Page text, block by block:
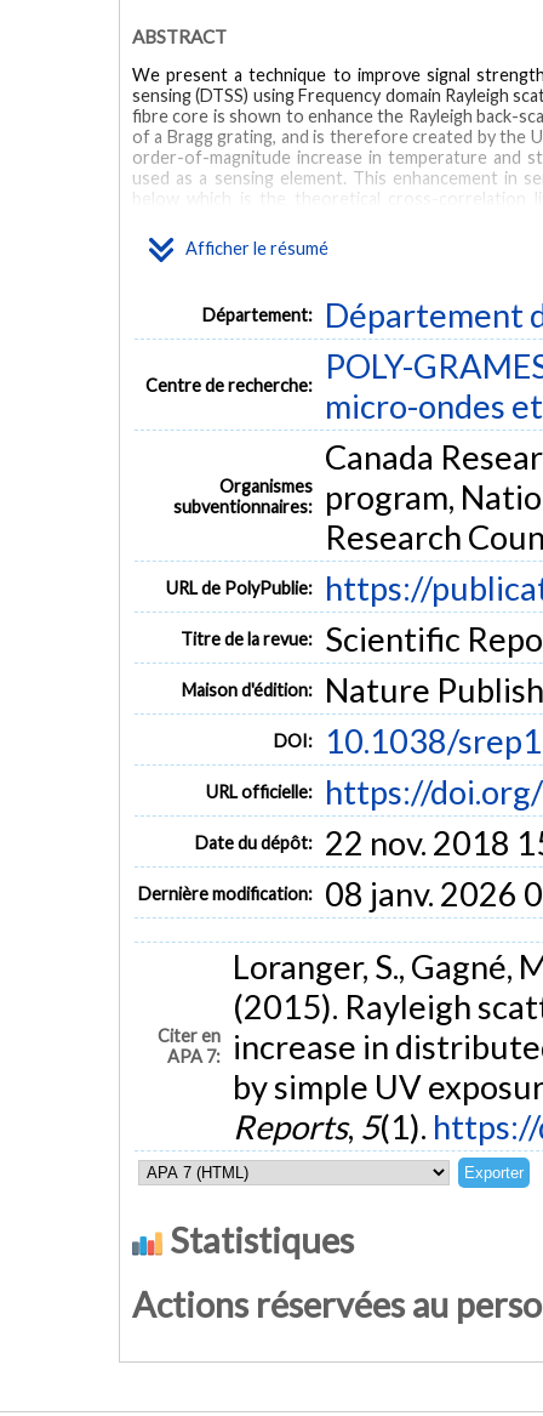
Afficher le résumé
ABSTRACT
We present a technique to improve signal
sensing (DTSS) using Frequency domain Rayleigh
fibre core is shown to enhance the Rayleigh back-
of a Bragg grating, and is therefore created by the
order-of-magnitude increase in temperature and
used as a sensing element. This enhancement in
below which is the theoretical cross-correlation
photosensitive fibre with a characteristically high
lower amplitude, and enables an even lower noise
Département:
Département
Centre de recherche:
POLY-
micro-ondes
Organismes
subventionnaires:
Canada
program,
Research
URL de PolyPublie: https://
Titre de la revue: Scientific
Maison d'édition: Nature
DOI: 10.1038/
URL officielle: https://
Date du dépôt: 22 nov. 2018
Dernière modification: 08 janv. 2026
Citer en
APA 7:
Loranger, S., Gagné,
(2015). Rayleigh
increase in
by simple UV
Reports, 5(1).
Statistiques
Actions réservées au